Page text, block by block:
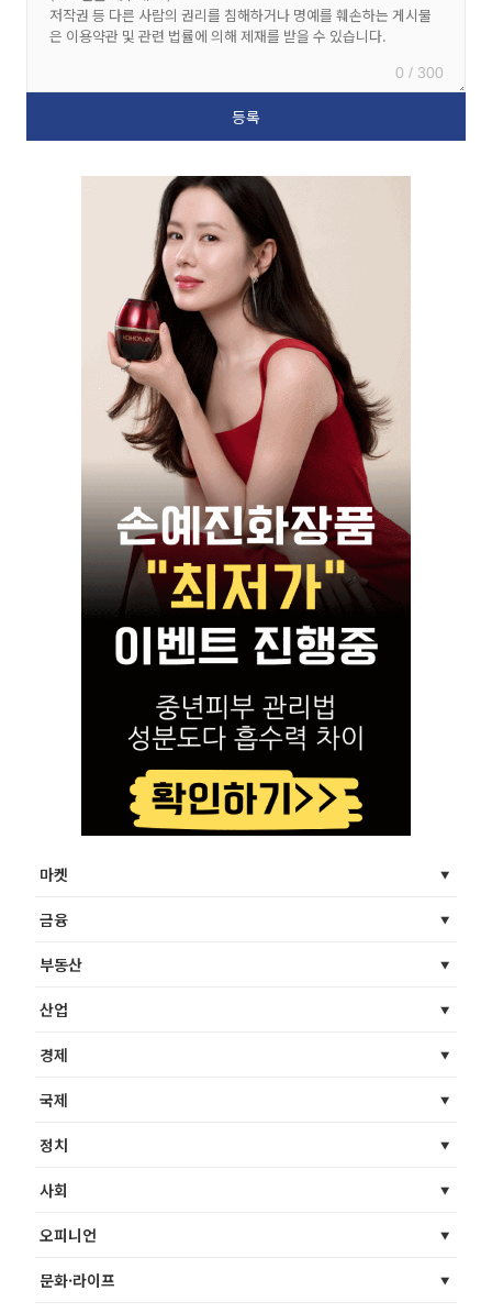
0 / 300
마켓
금융
부동산
산업
경제
국제
정치
사회
오피니언
문화·라이프